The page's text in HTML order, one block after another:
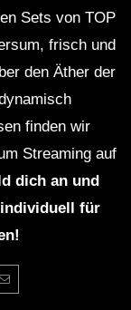
Sets von TOP
frisch und
den Äther der
finden wir
Streaming auf
dich an und
für